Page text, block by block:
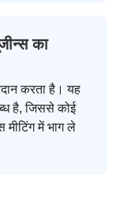
का
करता है। यह
है, जिससे कोई
मीटिंग में भाग ले